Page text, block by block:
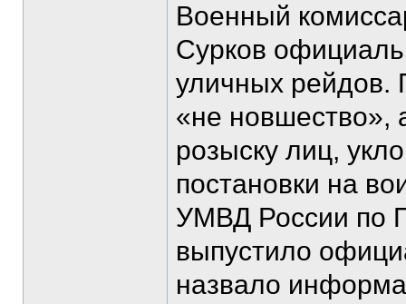
Военный
Сурков
уличных рейдов.
«не новшество»,
розыску лиц,
постановки на
УМВД России по
выпустило
назвало